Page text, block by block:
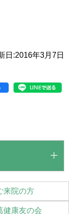
日:2016年3月7日
来院の方
健康友の会